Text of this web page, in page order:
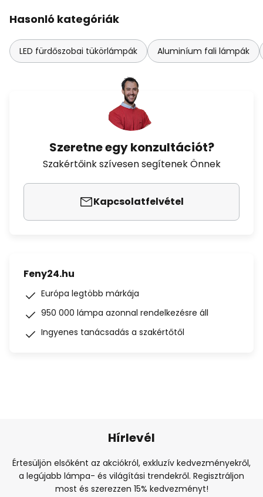
Hasonló kategóriák
LED fürdőszobai tükörlámpák Aluminíum fali lámpák
Szeretne egy konzultációt?
Szakértőink szívesen segítenek Önnek
Kapcsolatfelvétel
Feny24.hu
Európa legtöbb márkája
950 000 lámpa azonnal rendelkezésre áll
Ingyenes tanácsadás a szakértőtől
Hírlevél
Értesüljön elsőként az akciókról, exkluzív kedvezményekről,
a legújabb lámpa- és világítási trendekről. Regisztráljon
most és szerezzen 15% kedvezményt!